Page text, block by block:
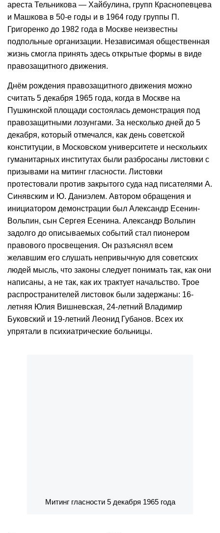
ареста Тельникова — Хайбулина, групп Краснопевцева
и Машкова в 50-е годы и в 1964 году группы П.
Григоренко до 1982 года в Москве неизвестны
подпольные организации. Независимая общественная
жизнь смогла принять здесь открытые формы в виде
правозащитного движения.
Днём рождения правозащитного движения можно
считать 5 декабря 1965 года, когда в Москве на
Пушкинской площади состоялась демонстрация под
правозащитными лозунгами. За несколько дней до 5
декабря, который отмечался, как день советской
конституции, в Московском университете и нескольких
гуманитарных институтах были разбросаны листовки с
призывами на митинг гласности. Листовки
протестовали против закрытого суда над писателями А.
Синявским и Ю. Даниэлем. Автором обращения и
инициатором демонстрации был Александр Есенин-
Вольпин, сын Сергея Есенина. Александр Вольпин
задолго до описываемых событий стал пионером
правового просвещения. Он разъяснял всем
желавшим его слушать непривычную для советских
людей мысль, что законы следует понимать так, как они
написаны, а не так, как их трактует начальство. Трое
распространителей листовок были задержаны: 16-
летняя Юлия Вишневская, 24-летний Владимир
Буковский и 19-летний Леонид Губанов. Всех их
упрятали в психиатрические больницы.
Митинг гласности 5 декабря 1965 года